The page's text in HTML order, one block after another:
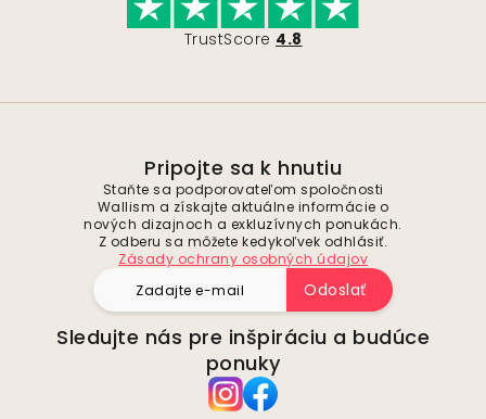
TrustScore 4.8
Pripojte sa k hnutiu
Staňte sa podporovateľom spoločnosti
Wallism a získajte aktuálne informácie o
nových dizajnoch a exkluzívnych ponukách.
Z odberu sa môžete kedykoľvek odhlásiť.
Zásady ochrany osobných údajov
Odoslať
Sledujte nás pre inšpiráciu a budúce
ponuky